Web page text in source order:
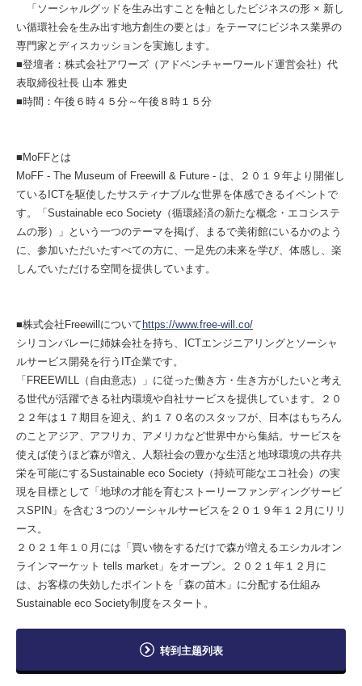
「ソーシャルグッドを生み出すことを軸としたビジネスの形 × 新し
い循環社会を生み出す地方創生の要とは」をテーマにビジネス業界の
専門家とディスカッションを実施します。
■登壇者：株式会社アワーズ（アドベンチャーワールド運営会社）代
表取締役社⻑ 山本 雅史
■時間：午後６時４５分～午後８時１５分
■MoFFとは
MoFF - The Museum of Freewill & Future - は、２０１９年より開催し
ているICTを駆使したサスティナブルな世界を体感できるイベントで
す。「Sustainable eco Society（循環経済の新たな概念・エコシステ
ムの形）」という一つのテーマを掲げ、まるで美術館にいるかのよう
に、参加いただいたすべての方に、一足先の未来を学び、体感し、楽
しんでいただける空間を提供しています。
■株式会社Freewillについて https://www.free-will.co/
シリコンバレーに姉妹会社を持ち、ICTエンジニアリングとソーシャ
ルサービス開発を行うIT企業です。
「FREEWILL（自由意志）」に従った働き方・生き方がしたいと考え
る世代が活躍できる社内環境や自社サービスを提供しています。２０
２２年は１７期目を迎え、約１７０名のスタッフが、日本はもちろん
のことアジア、アフリカ、アメリカなど世界中から集結。サービスを
使えば使うほど森が増え、人類社会の豊かな生活と地球環境の共存共
栄を可能にするSustainable eco Society（持続可能なエコ社会）の実
現を目標として「地球の才能を育むストーリーファンディングサービ
スSPIN」を含む３つのソーシャルサービスを２０１９年１２月にリリ
ース。
２０２１年１０月には「買い物をするだけで森が増えるエシカルオン
ラインマーケット tells market」をオープン。２０２１年１２月に
は、お客様の失効したポイントを「森の苗木」に分配する仕組み
Sustainable eco Society制度をスタート。
转到主题列表